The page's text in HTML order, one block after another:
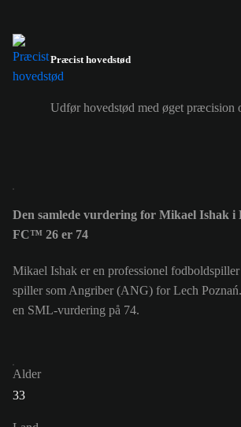
Præcist hovedstød
Udfør hovedstød med øget præcision
Den samlede vurdering for Mikael Ishak i
FC™ 26 er 74
Mikael Ishak er en professionel
spiller som Angriber (ANG) for Lech
en SML-vurdering på 74.
Alder
33